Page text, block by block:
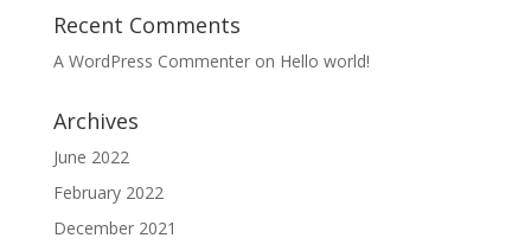
Recent Comments
A WordPress Commenteron Hello world!
Archives
June 2022
February 2022
December 2021